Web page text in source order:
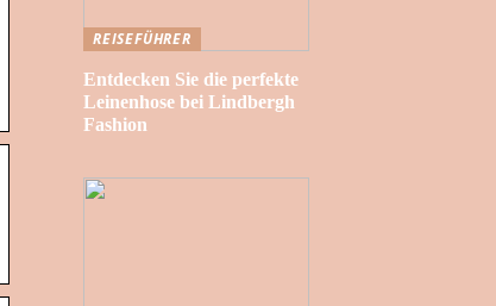
REISEFÜHRER
Entdecken Sie die perfekte
Leinenhose bei Lindbergh
Fashion